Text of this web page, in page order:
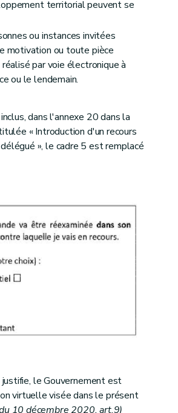
territorial peuvent se
ou instances invitées
motivation ou toute pièce
par voie électronique à
ou le lendemain.
inclus, dans l'annexe 20 dans la
« Introduction d'un recours
», le cadre 5 est remplacé
le Gouvernement est
virtuelle visée dans le présent
10 décembre 2020, art.9)